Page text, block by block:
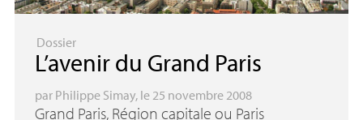
Dossier
L’avenir du Grand Paris
par Philippe Simay, le 25 novembre 2008
Grand Paris, Région capitale ou Paris